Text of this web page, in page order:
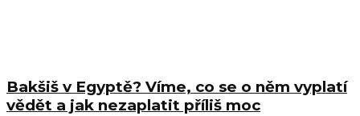
Bakšiš v Egyptě? Víme, co se o něm vyplatí
vědět a jak nezaplatit příliš moc